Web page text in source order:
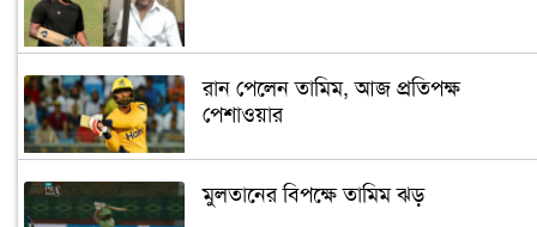
রান পেলেন তামিম, আজ প্রতিপক্ষ
পেশাওয়ার
মুলতানের বিপক্ষে তামিম ঝড়